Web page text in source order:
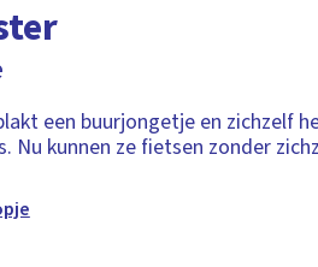
een buurjongetje en zichzelf
Nu kunnen ze fietsen zonder